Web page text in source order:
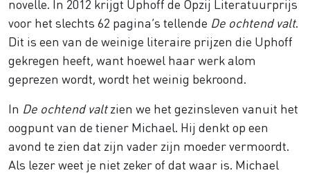
novelle. In 2012 krijgt Uphoff de Opzij Literatuurprijs
voor het slechts 62 pagina’s tellende De ochtend valt.
Dit is een van de weinige literaire prijzen die Uphoff
gekregen heeft, want hoewel haar werk alom
geprezen wordt, wordt het weinig bekroond.
In De ochtend valtzien we het gezinsleven vanuit het
oogpunt van de tiener Michael. Hij denkt op een
avond te zien dat zijn vader zijn moeder vermoordt.
Als lezer weet je niet zeker of dat waar is. Michael